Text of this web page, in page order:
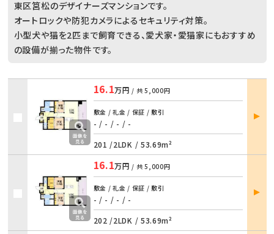
東区筥松のデザイナーズマンションです。
オートロックや防犯カメラによるセキュリティ対策。
小型犬や猫を2匹まで飼育できる、愛犬家・愛猫家にもおすすめ
の設備が揃った物件です。
16.1万円 / 共5,000円
敷金 / 礼金 / 保証 / 敷引
- / - / - / -
201 /2LDK / 53.69m²
部屋
詳細
16.1万円 / 共5,000円
敷金 / 礼金 / 保証 / 敷引
- / - / - / -
202 /2LDK / 53.69m²
部屋
詳細